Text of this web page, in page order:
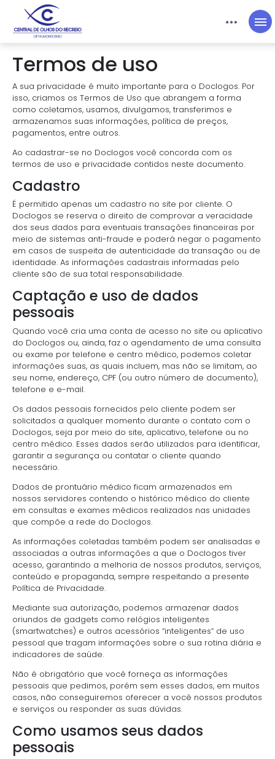
Particular
Termos de uso
A sua privacidade é muito importante para o Doclogos. Por
isso, criamos os Termos de Uso que abrangem a forma
como coletamos, usamos, divulgamos, transferimos e
armazenamos suas informações, política de preços,
pagamentos, entre outros.
Ao cadastrar-se no Doclogos você concorda com os
termos de uso e privacidade contidos neste documento.
Cadastro
É permitido apenas um cadastro no site por cliente. O
Doclogos se reserva o direito de comprovar a veracidade
dos seus dados para eventuais transações financeiras por
meio de sistemas anti-fraude e poderá negar o pagamento
em casos de suspeita de autenticidade da transação ou de
identidade. As informações cadastrais informadas pelo
cliente são de sua total responsabilidade.
Captação e uso de dados
pessoais
Quando você cria uma conta de acesso no site ou aplicativo
do Doclogos ou, ainda, faz o agendamento de uma consulta
ou exame por telefone e centro médico, podemos coletar
informações suas, as quais incluem, mas não se limitam, ao
seu nome, endereço, CPF (ou outro número de documento),
telefone e e-mail.
Os dados pessoais fornecidos pelo cliente podem ser
solicitados a qualquer momento durante o contato com o
Doclogos, seja por meio do site, aplicativo, telefone ou no
centro médico. Esses dados serão utilizados para identificar,
garantir a segurança ou contatar o cliente quando
necessário.
Dados de prontuário médico ficam armazenados em
nossos servidores contendo o histórico médico do cliente
em consultas e exames médicos realizados nas unidades
que compõe a rede do Doclogos.
As informações coletadas também podem ser analisadas e
associadas a outras informações a que o Doclogos tiver
acesso, garantindo a melhoria de nossos produtos, serviços,
conteúdo e propaganda, sempre respeitando a presente
Política de Privacidade.
Mediante sua autorização, podemos armazenar dados
oriundos de gadgets como relógios inteligentes
(smartwatches) e outros acessórios “inteligentes” de uso
pessoal que tragam informações sobre o sua rotina diária e
indicadores de saúde.
Não é obrigatório que você forneça as informações
pessoais que pedimos, porém sem esses dados, em muitos
casos, não conseguiremos oferecer a você nossos produtos
e serviços ou responder as suas dúvidas.
Como usamos seus dados
pessoais